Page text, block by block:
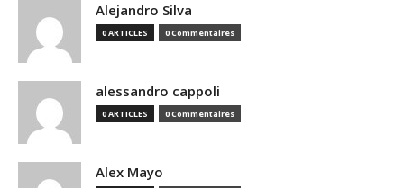
Alejandro Silva
0 ARTICLES 0 Commentaires
alessandro cappoli
0 ARTICLES 0 Commentaires
Alex Mayo